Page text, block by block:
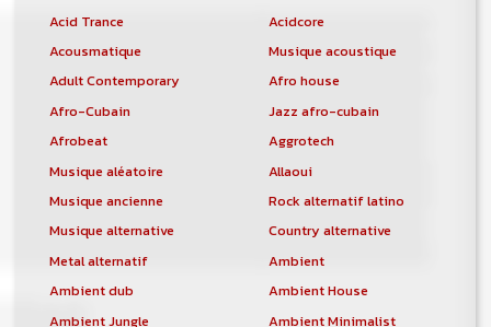
Acid Trance
Acidcore
Acousmatique
Musique acoustique
Adult Contemporary
Afro house
Afro-Cubain
Jazz afro-cubain
Afrobeat
Aggrotech
Musique aléatoire
Allaoui
Musique ancienne
Rock alternatif latino
Musique alternative
Country alternative
Metal alternatif
Ambient
Ambient dub
Ambient House
Ambient Jungle
Ambient Minimalist